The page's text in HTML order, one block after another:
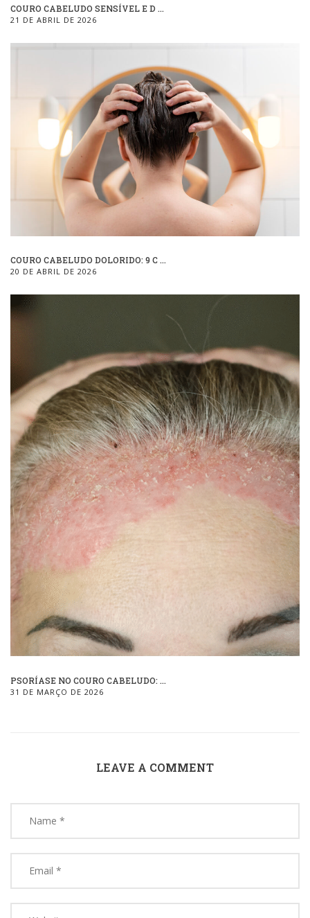
COURO CABELUDO SENSÍVEL E D ...
21 DE ABRIL DE 2026
COURO CABELUDO DOLORIDO: 9 C ...
20 DE ABRIL DE 2026
PSORÍASE NO COURO CABELUDO: ...
31 DE MARÇO DE 2026
LEAVE A COMMENT